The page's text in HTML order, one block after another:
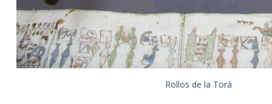
Rollos de la Torá